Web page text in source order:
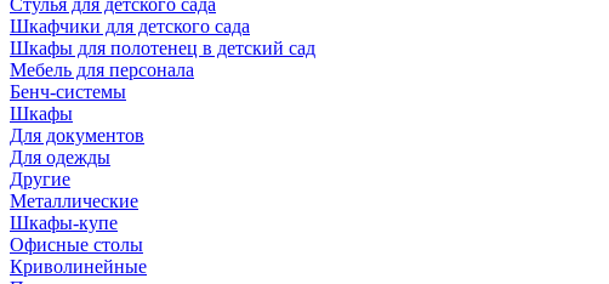
Стулья для детского сада
Шкафчики для детского сада
Шкафы для полотенец в детский сад
Мебель для персонала
Бенч-системы
Шкафы
Для документов
Для одежды
Другие
Металлические
Шкафы-купе
Офисные столы
Криволинейные